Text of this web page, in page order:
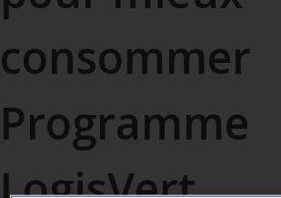
consommer
Programme